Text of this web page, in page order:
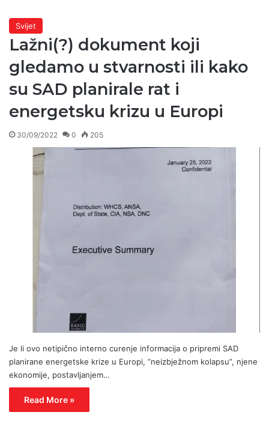
Svijet
Lažni(?) dokument koji
gledamo u stvarnosti ili kako
su SAD planirale rat i
energetsku krizu u Europi
30/09/2022 0 205
Je li ovo netipično interno curenje informacija o pripremi SAD
planirane energetske krize u Europi, “neizbježnom kolapsu”, njene
ekonomije, postavljanjem…
Read More »